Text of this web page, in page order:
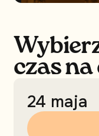
czas
24 maja